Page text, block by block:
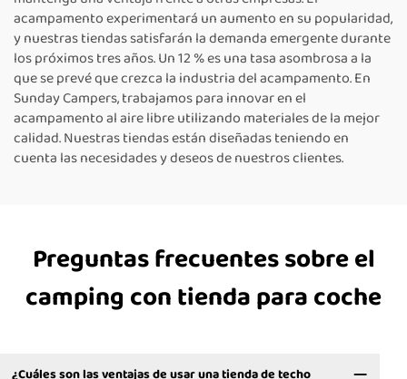
acampamento experimentará un aumento en su popularidad,
y nuestras tiendas satisfarán la demanda emergente durante
los próximos tres años. Un 12 % es una tasa asombrosa a la
que se prevé que crezca la industria del acampamento. En
Sunday Campers, trabajamos para innovar en el
acampamento al aire libre utilizando materiales de la mejor
calidad. Nuestras tiendas están diseñadas teniendo en
cuenta las necesidades y deseos de nuestros clientes.
Preguntas frecuentes sobre el
camping con tienda para coche
¿Cuáles son las ventajas de usar una tienda de techo